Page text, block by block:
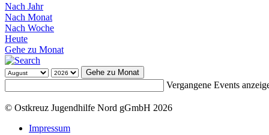
Nach Jahr
Nach Monat
Nach Woche
Heute
Gehe zu Monat
Gehe zu Monat
Vergangene Events
© Ostkreuz Jugendhilfe Nord gGmbH 2026
Impressum